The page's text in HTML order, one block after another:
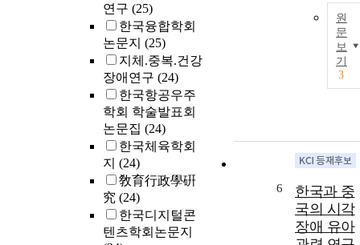
연구 (25)
한국융합학회
논문지 (25)
지체.중복.건강
장애연구 (24)
한국항공우주
학회 학술발표회
논문집 (24)
한국체육학회
지 (24)
敎育行政學硏
究 (24)
한국디지털콘
텐츠학회논문지
원
문
보
기
3
6
한국과 중
국의 시각
장애 유아